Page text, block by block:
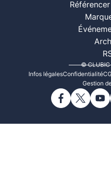
© CLUBIC
Infos légalesConfidentialité
Gestion